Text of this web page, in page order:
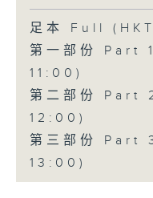
足本 Full
第一部份 Part
11:00)
第二部份 Part
12:00)
第三部份 Part
13:00)